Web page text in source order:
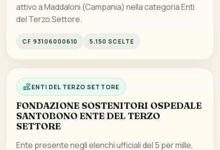
attivo a Maddaloni (Campania) nella categoria Enti
del Terzo Settore.
CF 93106000610 5.150 SCELTE
ENTI DEL TERZO SETTORE
FONDAZIONE SOSTENITORI OSPEDALE
SANTOBONO ENTE DEL TERZO
SETTORE
Ente presente negli elenchi ufficiali del 5 per mille,